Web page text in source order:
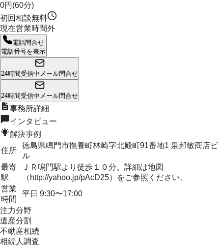
0円(60分)
初回相談無料
現在営業時間外
電話問合せ
電話番号を表示
24時間受信中 メール問合せ
24時間受信中 メール問合せ
事務所詳細
インタビュー
解決事例
住所
徳島県鳴門市撫養町林崎字北殿町91番地1 泉邦敏商店ビ
ル
最寄
駅
ＪＲ鳴門駅より徒歩１０分。詳細は地図
（http://yahoo.jp/pAcD25）をご参照ください。
営業
時間
平日 9:30〜17:00
注力分野
遺産分割
不動産相続
相続人調査